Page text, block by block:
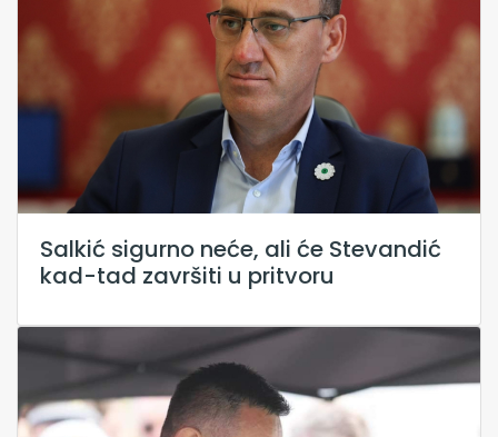
Salkić sigurno neće, ali će Stevandić
kad-tad završiti u pritvoru